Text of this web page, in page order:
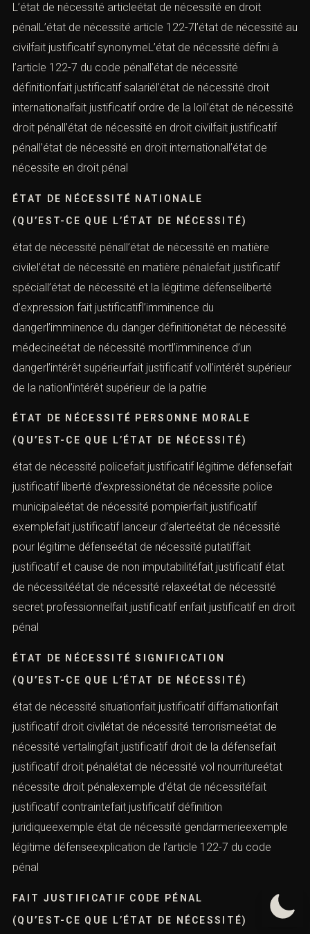
L’état de nécessité articleétat de nécessité en droit
pénalL’état de nécessité article 122-7l’état de nécessité au
civilfait justificatif synonymeL’état de nécessité défini à
l’article 122-7 du code pénall’état de nécessité
définitionfait justificatif salariél’état de nécessité droit
internationalfait justificatif ordre de la loil’état de nécessité
droit pénall’état de nécessité en droit civilfait justificatif
pénall’état de nécessité en droit internationall’état de
nécessite en droit pénal
ÉTAT DE NÉCESSITÉ NATIONALE
(QU’EST-CE QUE L’ÉTAT DE NÉCESSITÉ)
état de nécessité pénall’état de nécessité en matière
civilel’état de nécessité en matière pénalefait justificatif
spéciall’état de nécessité et la légitime défenseliberté
d’expression fait justificatifl’imminence du
dangerl’imminence du danger définitionétat de nécessité
médecineétat de nécessité mortl’imminence d’un
dangerl’intérêt supérieurfait justificatif voll’intérêt supérieur
de la nationl’intérêt supérieur de la patrie
ÉTAT DE NÉCESSITÉ PERSONNE MORALE
(QU’EST-CE QUE L’ÉTAT DE NÉCESSITÉ)
état de nécessité policefait justificatif légitime défensefait
justificatif liberté d’expressionétat de nécessite police
municipaleétat de nécessité pompierfait justificatif
exemplefait justificatif lanceur d’alerteétat de nécessité
pour légitime défenseétat de nécessité putatiffait
justificatif et cause de non imputabilitéfait justificatif état
de nécessitéétat de nécessité relaxeétat de nécessité
secret professionnelfait justificatif enfait justificatif en droit
pénal
ÉTAT DE NÉCESSITÉ SIGNIFICATION
(QU’EST-CE QUE L’ÉTAT DE NÉCESSITÉ)
état de nécessité situationfait justificatif diffamationfait
justificatif droit civilétat de nécessité terrorismeétat de
nécessité vertalingfait justificatif droit de la défensefait
justificatif droit pénalétat de nécessité vol nourritureétat
nécessite droit pénalexemple d’état de nécessitéfait
justificatif contraintefait justificatif définition
juridiqueexemple état de nécessité gendarmerieexemple
légitime défenseexplication de l’article 122-7 du code
pénal
FAIT JUSTIFICATIF CODE PÉNAL
(QU’EST-CE QUE L’ÉTAT DE NÉCESSITÉ)